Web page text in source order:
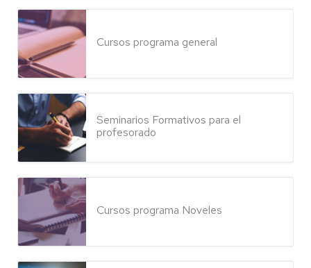
Cursos programa general
Seminarios Formativos para el
profesorado
Cursos programa Noveles